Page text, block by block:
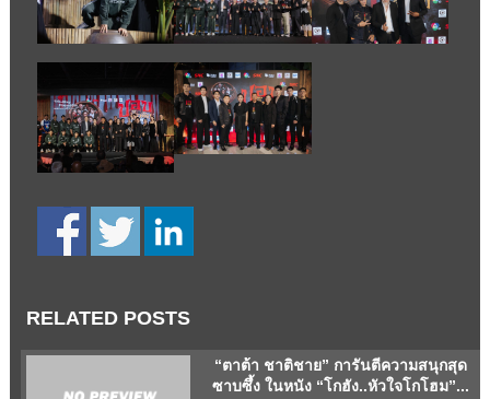
RELATED POSTS
“ตาต้า ชาติชาย” การันตีความสนุกสุด
ซาบซึ้ง ในหนัง “โกฮัง..หัวใจโกโฮม”...